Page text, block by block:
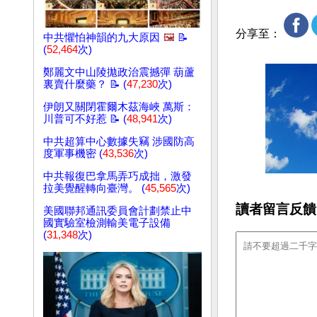
中共懼怕神韻的九大原因 🖼️ 📝
(52,464次)
鄭麗文中山陵拋政治震撼彈 葫蘆
裏賣什麼藥？ 📝 (47,230次)
伊朗又關閉霍爾木茲海峽 萬斯：
川普可不好惹 📝 (48,941次)
中共超算中心數據失竊 涉國防高
度軍事機密 (43,536次)
中共報復巴拿馬弄巧成拙，激發
拉美覺醒轉向臺灣。 (45,565次)
美國聯邦通訊委員會計劃禁止中
國實驗室檢測輸美電子設備
(31,348次)
分享至：
讀者留言反